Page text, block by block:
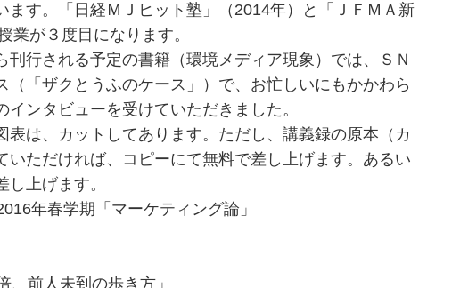
ます。「日経ＭＪヒット塾」（2014年）と「ＪＦＭＡ新
業が３度目になります。
刊行される予定の書籍（環境メディア現象）では、ＳＮ
（「ザクとうふのケース」）で、お忙しいにもかかわら
ンタビューを受けていただきました。
は、カットしてあります。ただし、講義録の原本（カ
いただければ、コピーにて無料で差し上げます。あるい
上げます。
年春学期「マーケティング論」
前人未到の歩き方」